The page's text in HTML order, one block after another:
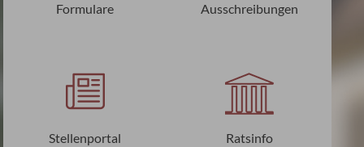
Formulare Ausschreibungen
Stellenportal Ratsinfo